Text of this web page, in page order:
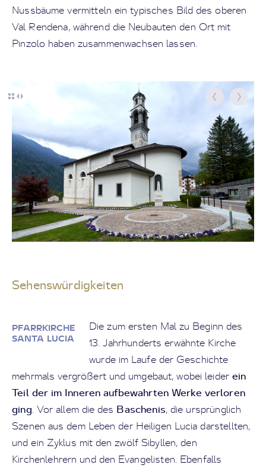
Nussbäume vermitteln ein typisches Bild des oberen
Val Rendena, während die Neubauten den Ort mit
Pinzolo haben zusammenwachsen lassen.
Sehenswürdigkeiten
PFARRKIRCHE
SANTA LUCIA
Die zum ersten Mal zu Beginn des
13. Jahrhunderts erwähnte Kirche
wurde im Laufe der Geschichte
mehrmals vergrößert und umgebaut, wobei leider ein
Teil der im Inneren aufbewahrten Werke verloren
ging. Vor allem die des Baschenis, die ursprünglich
Szenen aus dem Leben der Heiligen Lucia darstellten,
und ein Zyklus mit den zwölf Sibyllen, den
Kirchenlehrern und den Evangelisten. Ebenfalls